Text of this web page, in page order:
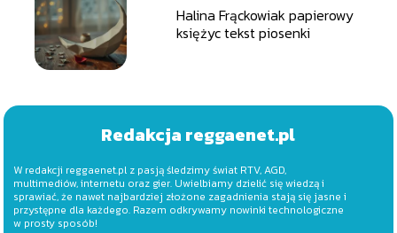
Halina Frąckowiak papierowy
księżyc tekst piosenki
Redakcja reggaenet.pl
W redakcji reggaenet.pl z pasją śledzimy świat RTV, AGD,
multimediów, internetu oraz gier. Uwielbiamy dzielić się wiedzą i
sprawiać, że nawet najbardziej złożone zagadnienia stają się jasne i
przystępne dla każdego. Razem odkrywamy nowinki technologiczne
w prosty sposób!